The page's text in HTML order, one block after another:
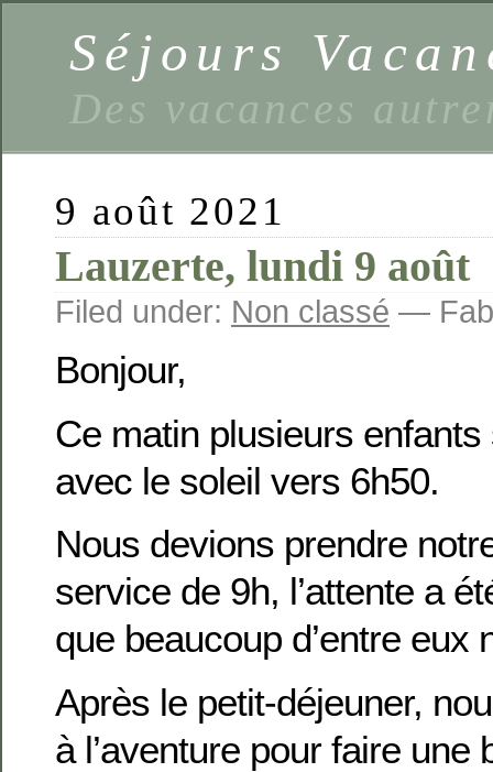
Séjours
Des vacances
9 août 2021
Lauzerte, lundi 9 août
Filed under: Non classé —
Bonjour,
Ce matin plusieurs
avec le soleil vers 6h50.
Nous devions prendre
service de 9h, l’attente a
que beaucoup d’entre eux
Après le petit-déjeuner,
à l’aventure pour faire une